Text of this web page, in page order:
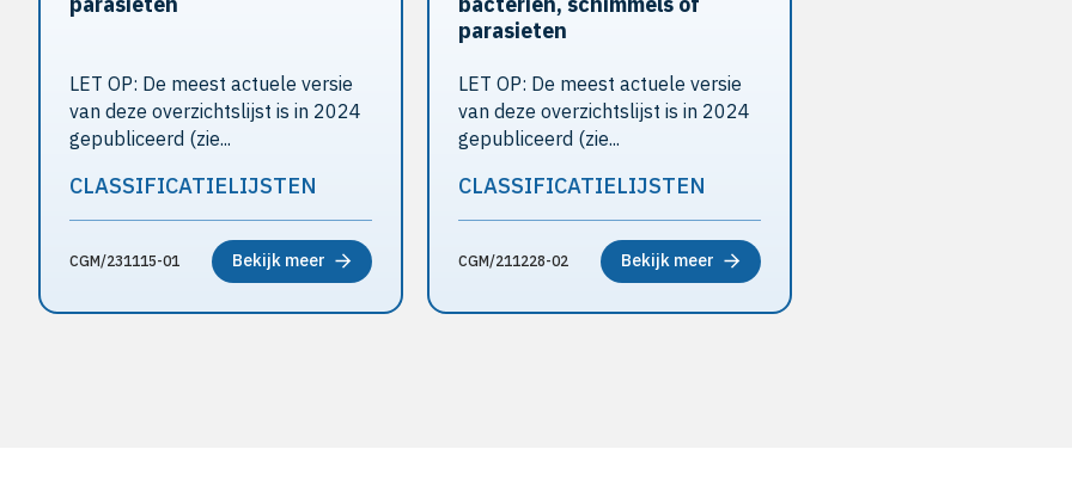
LET OP: De meest actuele versie
van deze overzichtslijst is in 2024
gepubliceerd (zie...
CLASSIFICATIELIJSTEN
CGM/231115-01 Bekijk meer
parasieten
LET OP: De meest actuele versie
van deze overzichtslijst is in 2024
gepubliceerd (zie...
CLASSIFICATIELIJSTEN
CGM/211228-02 Bekijk meer